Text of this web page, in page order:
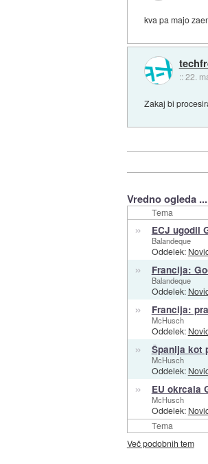
kva pa majo
::22.
Zakaj bi
Vredno ogleda ...
Tema
Tema
» ECJ ugodil
Balandeque
Oddelek:
» Francija:
Balandeque
Oddelek:
» Francija:
McHusch
Oddelek:
» Španija kot
McHusch
Oddelek:
» EU okrcala
McHusch
Oddelek:
Več podobnih tem